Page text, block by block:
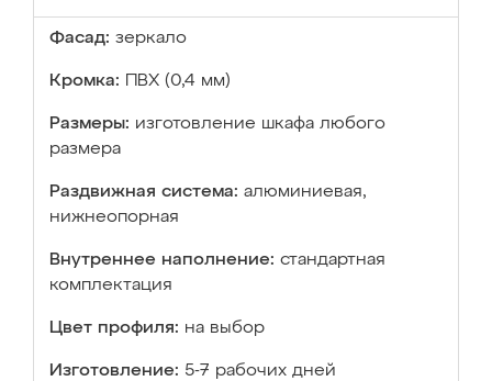
Фасад: зеркало
Кромка: ПВХ (0,4 мм)
Размеры: изготовление шкафа любого
размера
Раздвижная система: алюминиевая,
нижнеопорная
Внутреннее наполнение: стандартная
комплектация
Цвет профиля: на выбор
Изготовление: 5-7 рабочих дней